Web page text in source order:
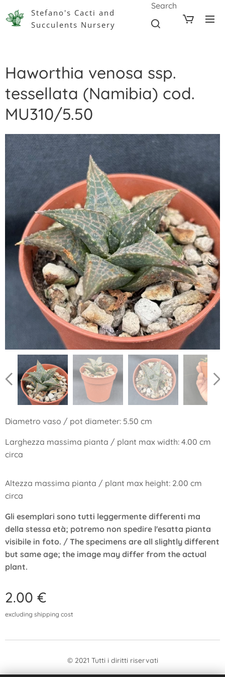
Stefano's Cacti and
Succulents Nursery
Search
Haworthia venosa ssp.
tessellata (Namibia) cod.
MU310/5.50
Diametro vaso / pot diameter: 5.50 cm
Larghezza massima pianta / plant max width: 4.00 cm
circa
Altezza massima pianta / plant max height: 2.00 cm
circa
Gli esemplari sono tutti leggermente differenti ma
della stessa età; potremo non spedire l'esatta pianta
visibile in foto. / The specimens are all slightly different
but same age; the image may differ from the actual
plant.
2.00 €
excluding shipping cost
© 2021 Tutti i diritti riservati